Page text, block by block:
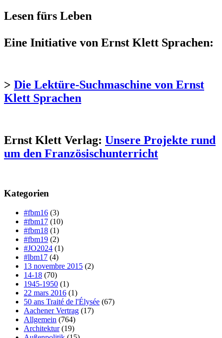
Lesen fürs Leben
Eine Initiative von Ernst Klett Sprachen:
> Die Lektüre-Suchmaschine von Ernst
Klett Sprachen
Ernst Klett Verlag: Unsere Projekte rund
um den Französischunterricht
Kategorien
#fbm16 (3)
#fbm17 (10)
#fbm18 (1)
#fbm19 (2)
#JO2024 (1)
#lbm17 (4)
13 novembre 2015 (2)
14-18 (70)
1945-1950 (1)
22 mars 2016 (1)
50 ans Traité de l'Élysée (67)
Aachener Vertrag (17)
Allgemein (764)
Architektur(19)